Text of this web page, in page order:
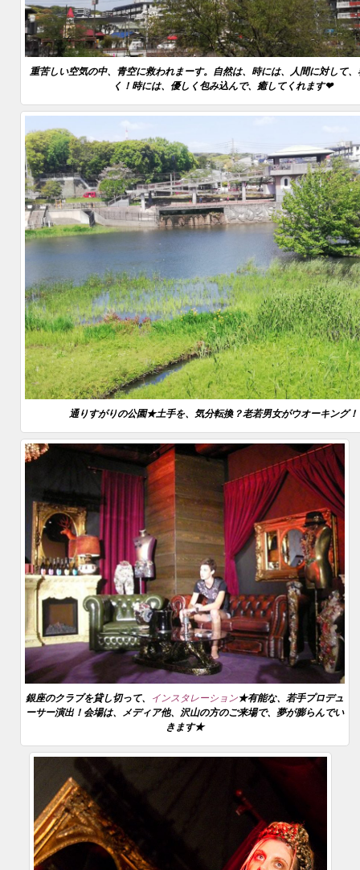
重苦しい空気の中、青空に救われまーす。自然は、時には、人間に対して
く！時には、優しく包み込んで、癒してくれます❤
通りすがりの公園★土手を、気分転換？老若男女がウオーキング！
銀座のクラブを貸し切って、 インスタレーション★有能な、若手プロデュ
ーサー演出！会場は、メディア他、沢山の方のご来場で、夢が膨らんでい
きます★